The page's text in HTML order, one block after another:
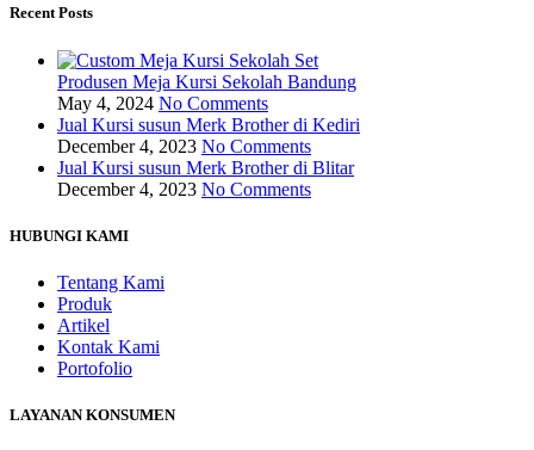
Recent Posts
Produsen Meja Kursi Sekolah Bandung
May 4, 2024 No Comments
Jual Kursi susun Merk Brother di Kediri
December 4, 2023 No Comments
Jual Kursi susun Merk Brother di Blitar
December 4, 2023 No Comments
HUBUNGI KAMI
Tentang Kami
Produk
Artikel
Kontak Kami
Portofolio
LAYANAN KONSUMEN